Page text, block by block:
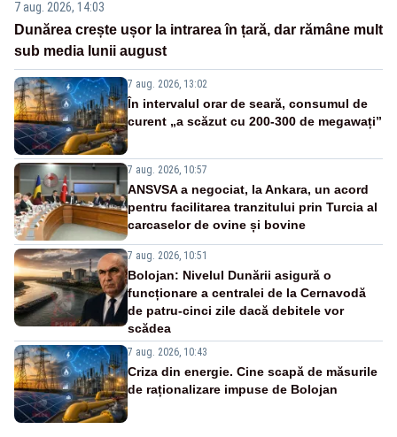
7 aug. 2026, 14:03
Dunărea crește ușor la intrarea în țară, dar rămâne mult
sub media lunii august
7 aug. 2026, 13:02
În intervalul orar de seară, consumul de
curent „a scăzut cu 200-300 de megawați”
7 aug. 2026, 10:57
ANSVSA a negociat, la Ankara, un acord
pentru facilitarea tranzitului prin Turcia al
carcaselor de ovine și bovine
7 aug. 2026, 10:51
Bolojan: Nivelul Dunării asigură o
funcționare a centralei de la Cernavodă
de patru-cinci zile dacă debitele vor
scădea
7 aug. 2026, 10:43
Criza din energie. Cine scapă de măsurile
de raționalizare impuse de Bolojan